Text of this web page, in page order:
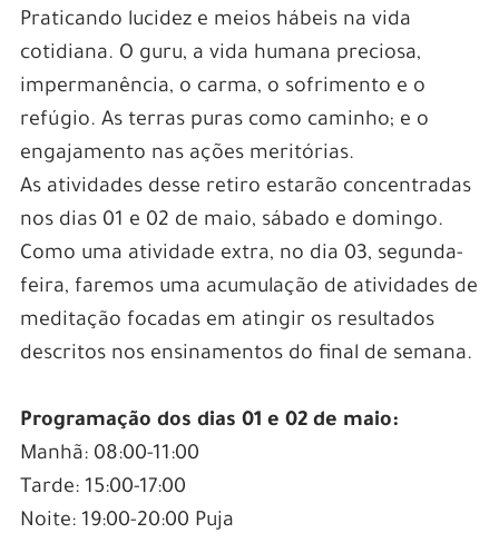
Praticando lucidez e meios hábeis na vida
cotidiana. O guru, a vida humana preciosa,
impermanência, o carma, o sofrimento e o
refúgio. As terras puras como caminho; e o
engajamento nas ações meritórias.
As atividades desse retiro estarão concentradas
nos dias 01 e 02 de maio, sábado e domingo.
Como uma atividade extra, no dia 03, segunda-
feira, faremos uma acumulação de atividades de
meditação focadas em atingir os resultados
descritos nos ensinamentos do final de semana.
Programação dos dias 01 e 02 de maio:
Manhã: 08:00-11:00
Tarde: 15:00-17:00
Noite: 19:00-20:00 Puja